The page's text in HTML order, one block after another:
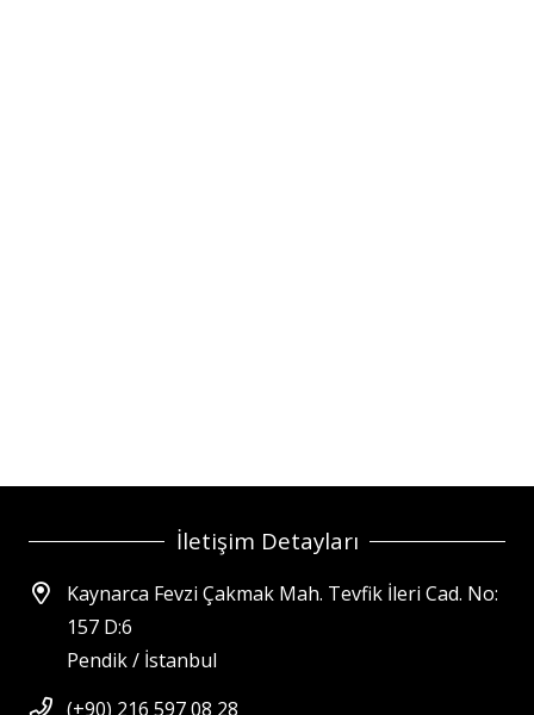
İletişim Detayları
Kaynarca Fevzi Çakmak Mah. Tevfik İleri Cad. No:
157 D:6
Pendik / İstanbul
(+90) 216 597 08 28